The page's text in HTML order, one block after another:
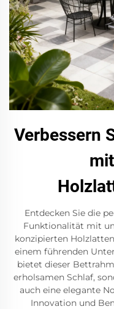
Verbessern
Entdecken Sie die
Funktionalität mit
konzipierten
einem führenden
bietet dieser
erholsamen Schlaf,
auch eine elegante
Innovation und